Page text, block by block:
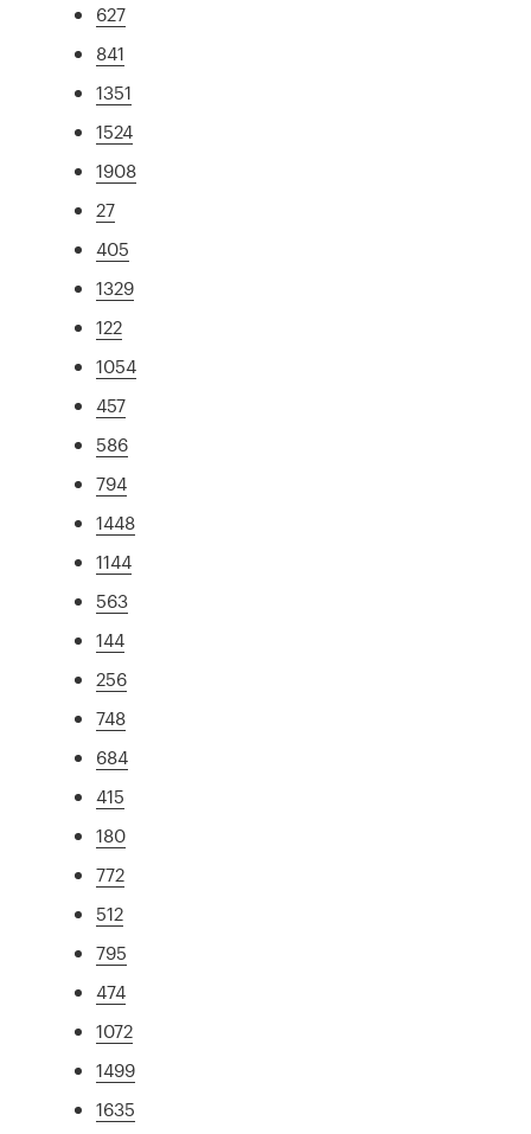
627
841
1351
1524
1908
27
405
1329
122
1054
457
586
794
1448
1144
563
144
256
748
684
415
180
772
512
795
474
1072
1499
1635